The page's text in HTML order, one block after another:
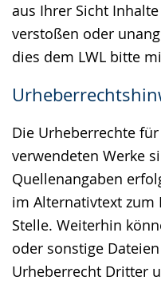
aus Ihrer Sicht
verstoßen oder
dies dem LWL bitte
Die Urheberrechte
verwendeten Werke
Quellenangaben
im Alternativtext
Stelle. Weiterhin
oder sonstige
Urheberrecht Dritter